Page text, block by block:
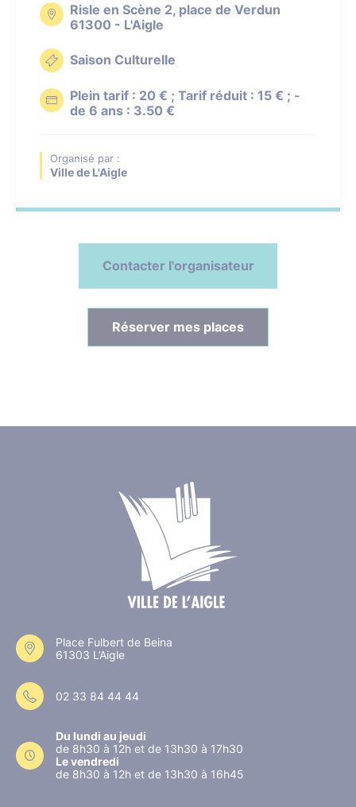
Risle en Scène 2, place de Verdun
61300 - L'Aigle
Saison Culturelle
Plein tarif : 20 € ; Tarif réduit : 15 € ; -
de 6 ans : 3.50 €
Organisé par :
Ville de L'Aigle
Contacter l'organisateur
Réserver mes places
Place Fulbert de Beina
61303 L’Aigle
02 33 84 44 44
Du lundi au jeudi
de 8h30 à 12h et de 13h30 à 17h30
Le vendredi
de 8h30 à 12h et de 13h30 à 16h45